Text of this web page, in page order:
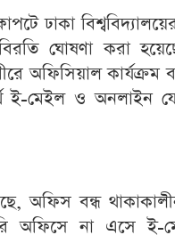
ঢাকা বিশ্ববিদ্যালয়ের
ঘোষণা করা
অফিসিয়াল কার্যক্রম
ই-মেইল ও অনলাইন
অফিস বন্ধ
অফিসে না এসে ই-